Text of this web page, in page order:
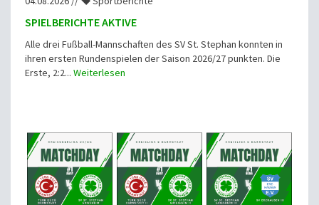
SPIELBERICHTE AKTIVE
Alle drei Fußball-Mannschaften des SV St. Stephan konnten in
ihren ersten Rundenspielen der Saison 2026/27 punkten. Die
Erste, 2:2... Weiterlesen